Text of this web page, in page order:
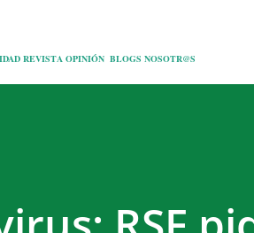
REVISTA OPINIÓN BLOGS NOSOTR@S